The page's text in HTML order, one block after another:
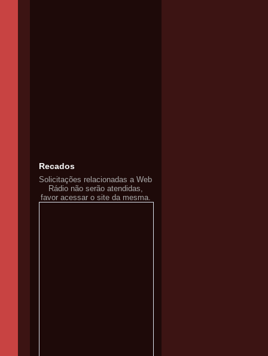
Recados
Solicitações relacionadas a Web
Rádio não serão atendidas,
favor acessar o site da mesma.